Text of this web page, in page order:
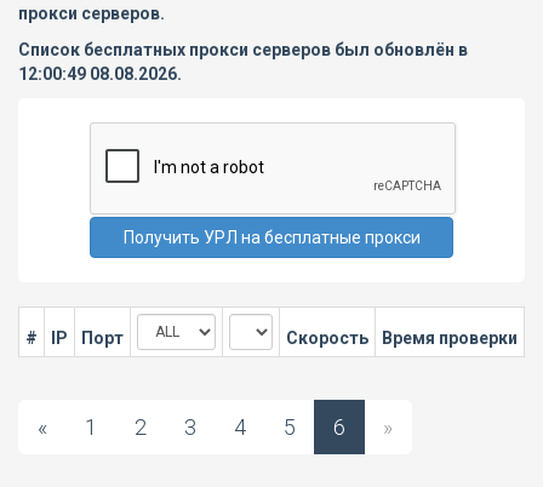
прокси серверов.
Список бесплатных прокси серверов был обновлён в
12:00:49 08.08.2026.
# IP Порт Скорость Время проверки
« 1 2 3 4 5 6 »